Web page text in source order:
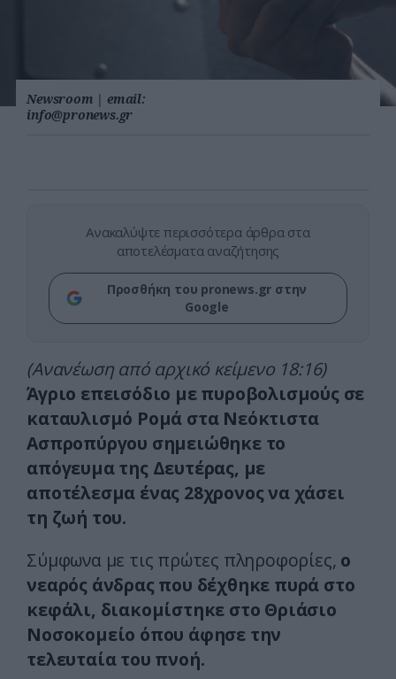
Newsroom | email:
info@pronews.gr
Ανακαλύψτε περισσότερα άρθρα στα
αποτελέσματα αναζήτησης
Προσθήκη του pronews.gr στην
Google
(Ανανέωση από αρχικό κείμενο 18:16)
Άγριο επεισόδιο με πυροβολισμούς σε
καταυλισμό Ρομά στα Νεόκτιστα
Ασπροπύργου σημειώθηκε το
απόγευμα της Δευτέρας, με
αποτέλεσμα ένας 28χρονος να χάσει
τη ζωή του.
Σύμφωνα με τις πρώτες πληροφορίες, ο
νεαρός άνδρας που δέχθηκε πυρά στο
κεφάλι, διακομίστηκε στο Θριάσιο
Νοσοκομείο όπου άφησε την
τελευταία του πνοή.